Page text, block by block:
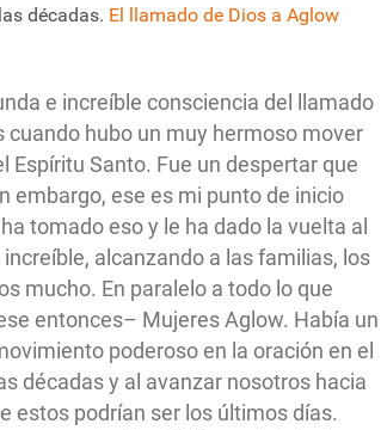
décadas. El llamado de Dios a Aglow
e increíble consciencia del llamado
cuando hubo un muy hermoso mover
Espíritu Santo. Fue un despertar que
embargo, ese es mi punto de inicio
tomado eso y le ha dado la vuelta al
alcanzando a las familias, los
mucho. En paralelo a todo lo que
entonces– Mujeres Aglow. Había un
poderoso en la oración en el
décadas y al avanzar nosotros hacia
estos podrían ser los últimos días.